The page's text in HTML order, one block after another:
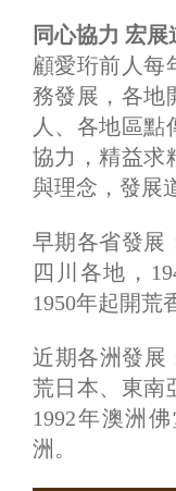
同心協力 宏展
顧愛珩前人每
務發展，各地
人、各地區點
協力，精益求
與理念，發展
早期各省發展
四川各地，
1950年起開荒
近期各洲發展
荒日本、東南
1992年澳洲
洲。